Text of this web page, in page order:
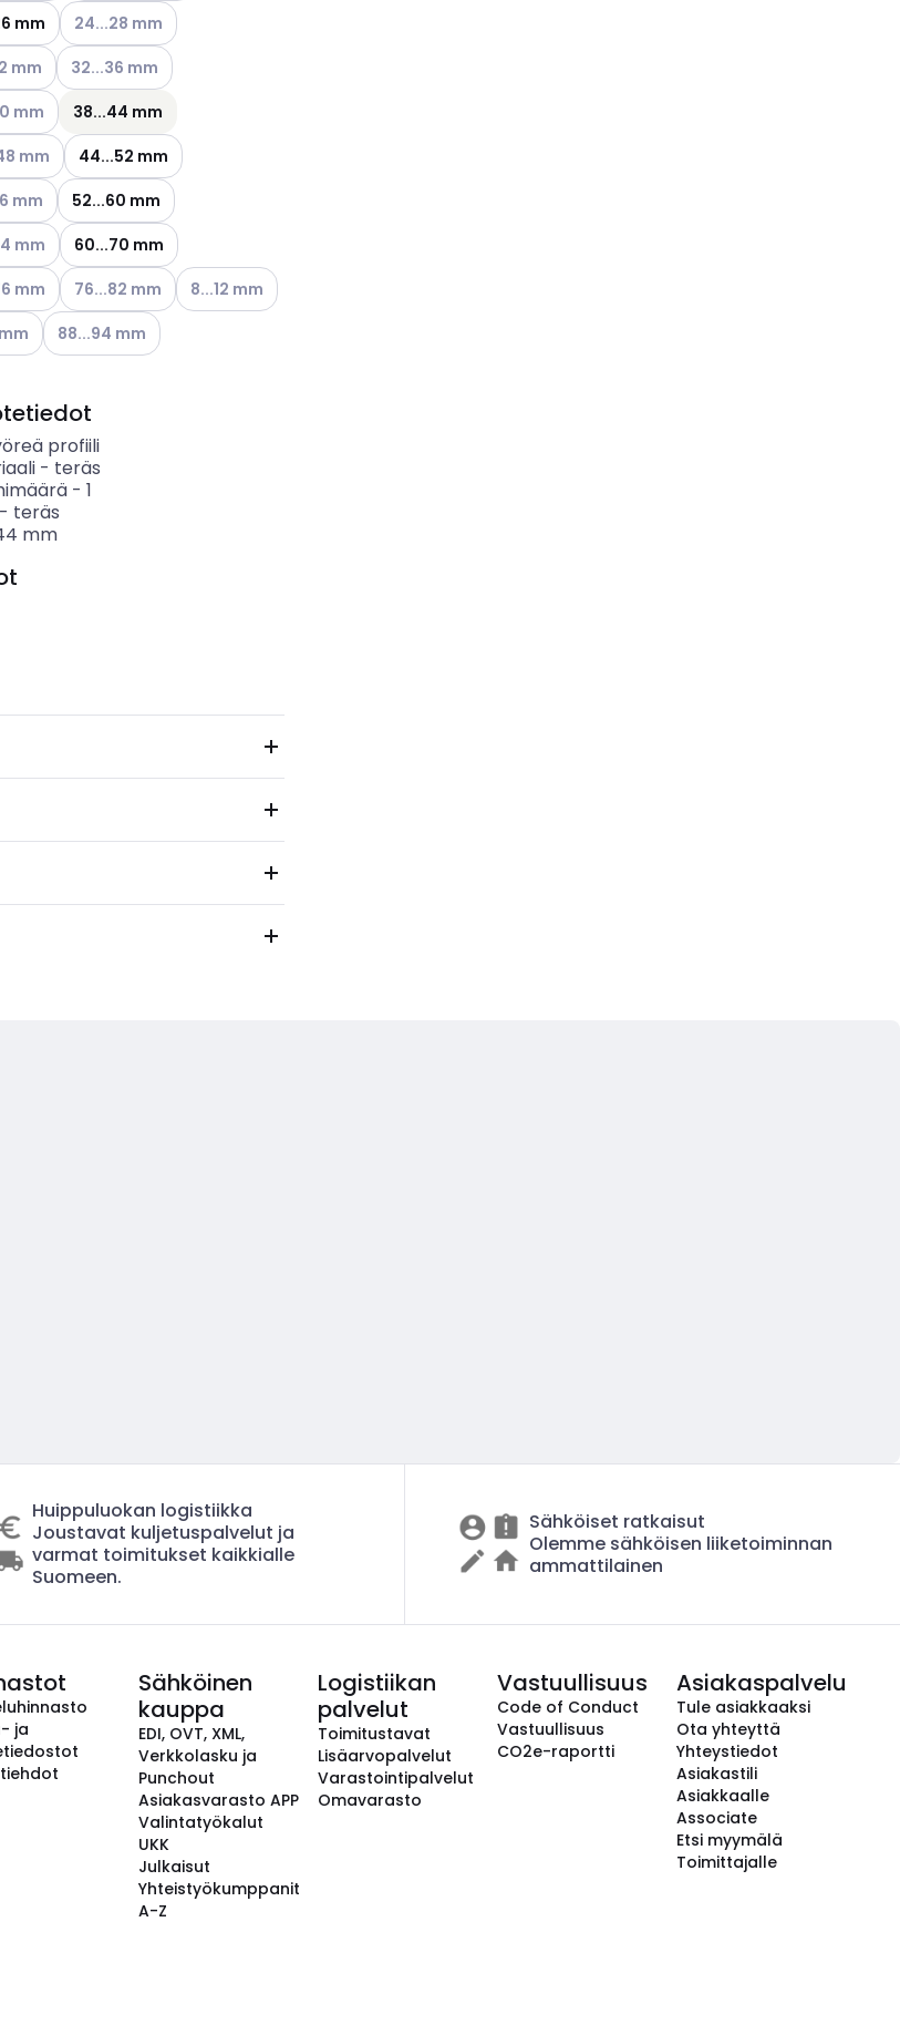
vaihtoehdot
mm Katso käytettävissä olevat vaihtoehdot
24...28 mm
olevat vaihtoehdot
mm Katso käytettävissä olevat vaihtoehdot
32...36 mm
olevat vaihtoehdot
mm
38...44 mm
vaihtoehdotolevat vaihtoehdot
mm
44...52 mm
vaihtoehdotolevat vaihtoehdot
mm
52...60 mm
vaihtoehdotolevat vaihtoehdot
mm
60...70 mm
vaihtoehdotolevat vaihtoehdot
mm Katso käytettävissä olevat vaihtoehdot
76...82 mm Katso käytettävissä olevat vaihtoehdot
8...12 mm
olevat vaihtoehdot
Katso käytettävissä olevat vaihtoehdot
88...94 mm
vaihtoehdot
profiili
- teräs
- 1
teräs
mm
Huippuluokan logistiikka
Joustavat kuljetuspalvelut ja
varmat toimitukset kaikkialle
Suomeen.
Sähköiset ratkaisut
Olemme sähköisen liiketoiminnan
ammattilainen
ja
Sähköinen
kauppa
EDI, OVT, XML,
Verkkolasku ja
Punchout
Asiakasvarasto APP
Valintatyökalut
UKK
Julkaisut
Yhteistyökumppanit
A-Z
Logistiikan
palvelut
Toimitustavat
Lisäarvopalvelut
Varastointipalvelut
Omavarasto
Vastuullisuus
Code of Conduct
Vastuullisuus
CO2e-raportti
Asiakaspalvelu
Tule asiakkaaksi
Ota yhteyttä
Yhteystiedot
Asiakastili
Asiakkaalle
Associate
Etsi myymälä
Toimittajalle